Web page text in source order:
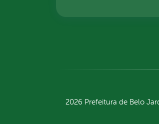
2026 Prefeitura de Belo